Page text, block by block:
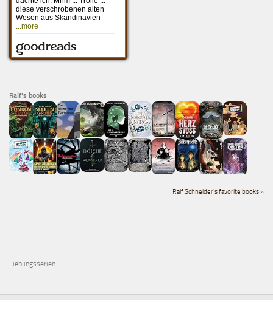
Ralf's books
Ralf Schneider's favorite books »
Lieblingsserien